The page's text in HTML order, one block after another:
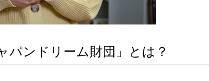
パンドリーム財団」とは？